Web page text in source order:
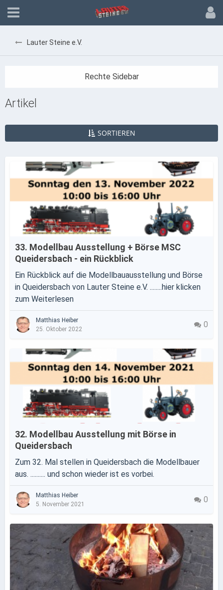
Lauter Steine e.V.
Artikel
SORTIEREN
33. Modellbau Ausstellung + Börse MSC
Queidersbach - ein Rückblick
Ein Rückblick auf die Modellbauausstellung und Börse
in Queidersbach von Lauter Steine e.V. ........hier klicken
zum Weiterlesen
Matthias Heiber
25. Oktober 2022
0
32. Modellbau Ausstellung mit Börse in
Queidersbach
Zum 32. Mal stellen in Queidersbach die Modellbauer
aus. .......... und schon wieder ist es vorbei.
Matthias Heiber
5. November 2021
0